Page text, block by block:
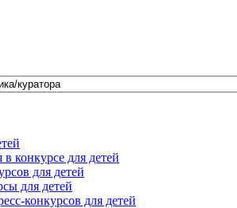
конкурсе для детей
для детей
для детей
конкурсов для детей